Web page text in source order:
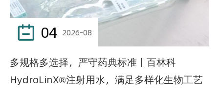
 04 2026-08
多规格多选择，严守药典标准｜百林科
HydroLinX®注射用水，满足多样化生物工艺